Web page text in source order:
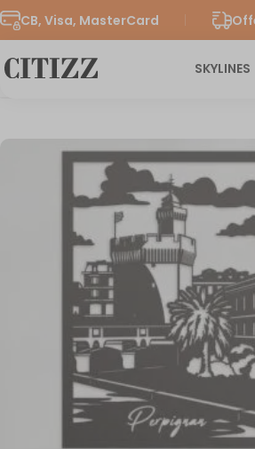
CB, Visa, MasterCard
SKYLINES